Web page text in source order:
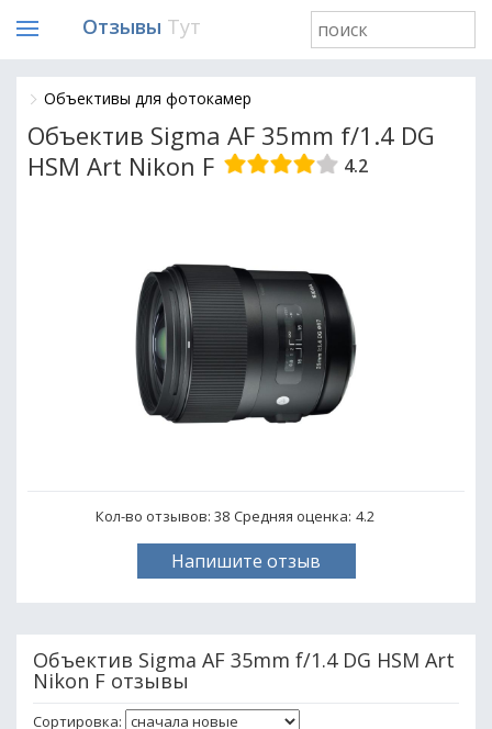
Отзывы Тут
Объективы для фотокамер
Объектив Sigma AF 35mm f/1.4 DG
HSM Art Nikon F
4.2
Кол-во отзывов: 38 Средняя оценка: 4.2
Напишите отзыв
Объектив Sigma AF 35mm f/1.4 DG HSM Art
Nikon F отзывы
Сортировка: